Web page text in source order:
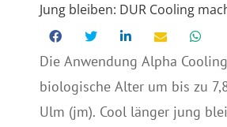
Jung bleiben: DUR Cooling
Die Anwendung Alpha
biologische Alter um bis zu
Ulm (jm). Cool länger jung